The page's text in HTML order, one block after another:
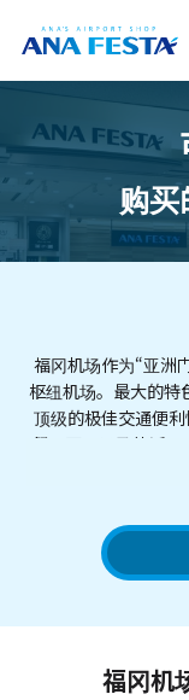
购
福冈机场作为“亚洲
枢纽机场。最大的特
顶级的极佳交通便
餐厅区，以及能近
设与机场直结的大
福冈机